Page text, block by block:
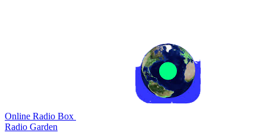
Online Radio Box
Radio Garden